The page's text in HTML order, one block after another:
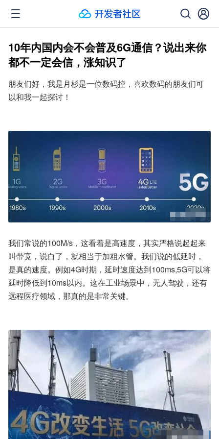
10年内国内会不会普及6G通信？说出来你
都不一定会信，涨知识了
朋友们好，我是月杉是一位数码控，喜欢数码的朋友们可
以和我一起探讨！
我们常说的100M/s，这看着是高速度，其实严格说起起来
叫带宽，说白了，就相当于加粗水管。我们说的低延时，
是真的速度。例如4G时期，延时速度达到100ms,5G可以将
延时降低到10ms以内。这在工业场景中，无人驾驶，还有
远程医疗领域，那真的是非常关键。